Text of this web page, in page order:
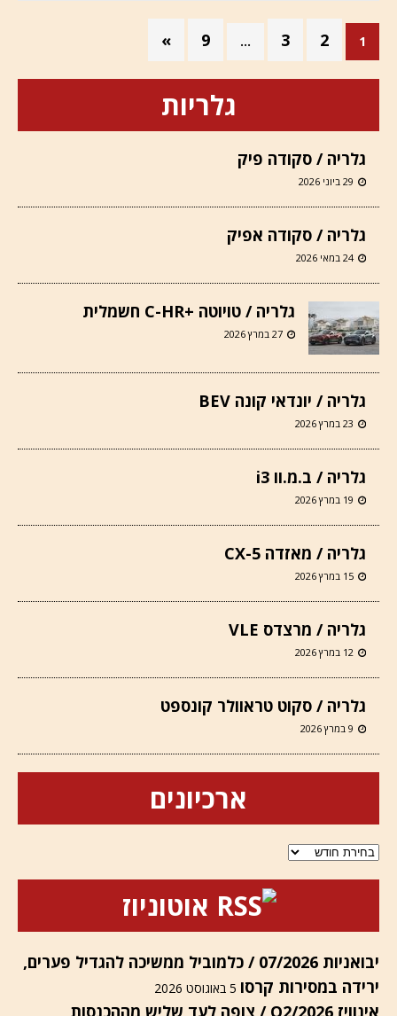
1
2
3
…
9
»
גלריות
גלריה / סקודה פיק
29 ביוני 2026
גלריה / סקודה אפיק
24 במאי 2026
גלריה / טויוטה +C-HR חשמלית
27 במרץ 2026
גלריה / יונדאי קונה BEV
23 במרץ 2026
גלריה / ב.מ.וו i3
19 במרץ 2026
גלריה / מאזדה CX-5
15 במרץ 2026
גלריה / מרצדס VLE
12 במרץ 2026
גלריה / סקוט טראוולר קונספט
9 במרץ 2026
ארכיונים
ארכיונים
אוטוניוז
יבואניות 07/2026 / כלמוביל ממשיכה להגדיל פערים,
ירידה במסירות קרסו 5 באוגוסט 2026
אינוויז Q2/2026 / צופה לעד שליש מההכנסות